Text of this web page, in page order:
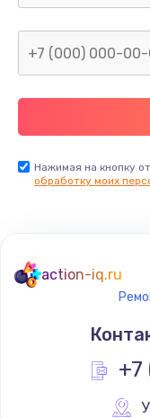
Нажимая на кнопку
обработку моих
action-iq.ru
+7